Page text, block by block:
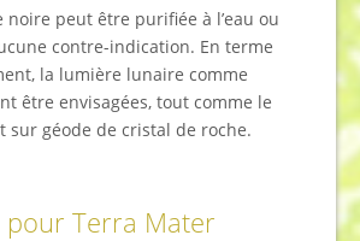
noire peut être purifiée à l’eau ou
contre-indication. En terme
la lumière lunaire comme
être envisagées, tout comme le
sur géode de cristal de roche.
pour Terra Mater